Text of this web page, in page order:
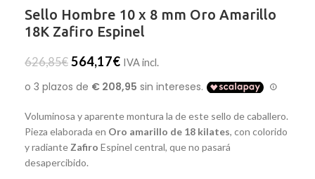
Sello Hombre 10 x 8 mm Oro Amarillo
18K Zafiro Espinel
626,85€ 564,17€ IVA incl.
Voluminosa y aparente montura la de este sello de caballero.
Pieza elaborada en Oro amarillo de 18 kilates, con colorido
y radiante Zafiro Espinel central, que no pasará
desapercibido.